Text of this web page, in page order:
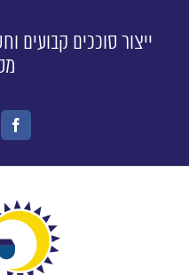
ייצור סוככים קבועים